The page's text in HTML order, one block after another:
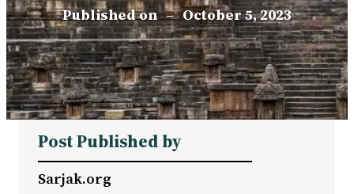
Published on – October 5, 2023
Post Published by
Sarjak.org